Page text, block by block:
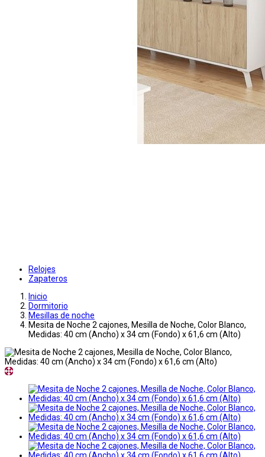
Relojes
Zapateros
Inicio
Dormitorio
Mesillas de noche
Mesita de Noche 2 cajones, Mesilla de Noche, Color Blanco,
Medidas: 40 cm (Ancho) x 34 cm (Fondo) x 61,6 cm (Alto)